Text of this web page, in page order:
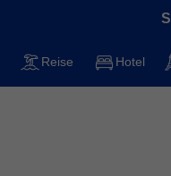
Reise Hotel